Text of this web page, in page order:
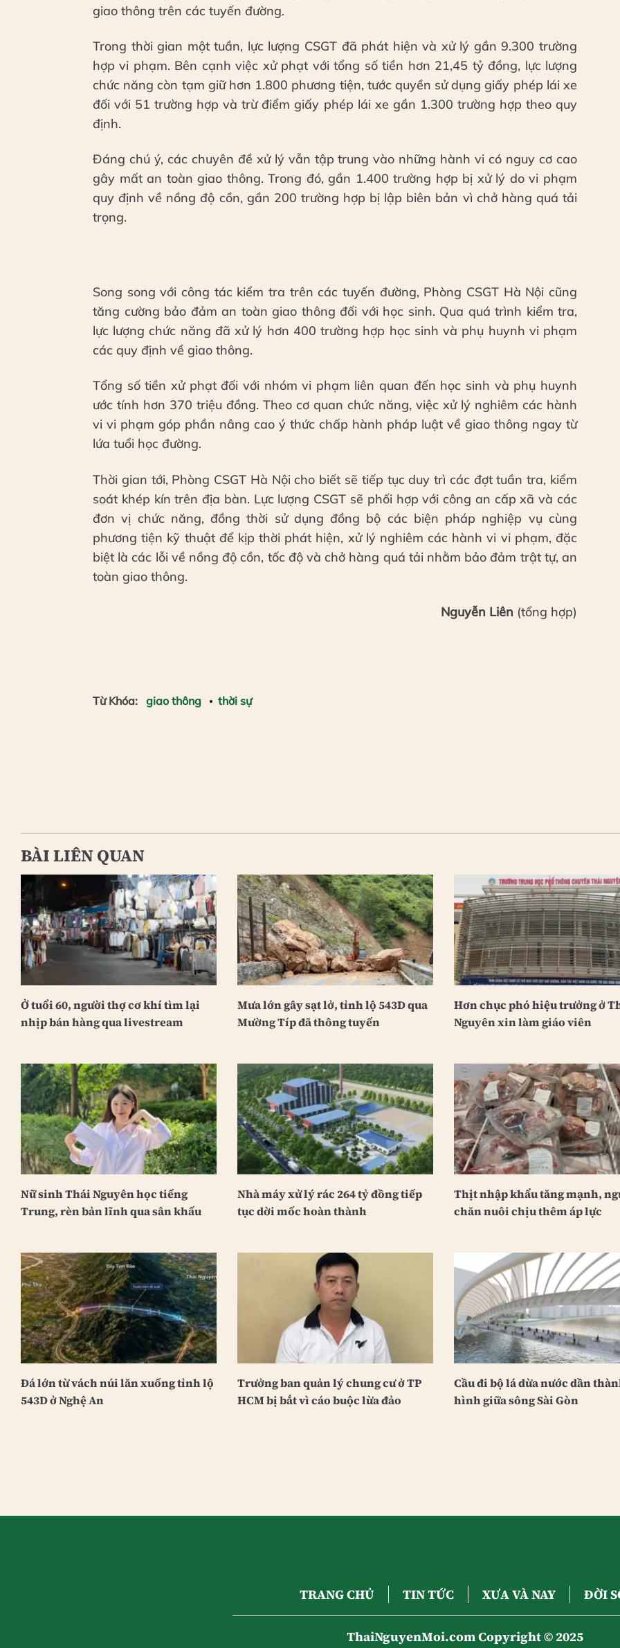
giao thông trên các tuyến đường.
Trong thời gian một tuần, lực lượng CSGT đã phát hiện và xử lý gần 9.300 trường
hợp vi phạm. Bên cạnh việc xử phạt với tổng số tiền hơn 21,45 tỷ đồng, lực lượng
chức năng còn tạm giữ hơn 1.800 phương tiện, tước quyền sử dụng giấy phép lái xe
đối với 51 trường hợp và trừ điểm giấy phép lái xe gần 1.300 trường hợp theo quy
định.
Đáng chú ý, các chuyên đề xử lý vẫn tập trung vào những hành vi có nguy cơ cao
gây mất an toàn giao thông. Trong đó, gần 1.400 trường hợp bị xử lý do vi phạm
quy định về nồng độ cồn, gần 200 trường hợp bị lập biên bản vì chở hàng quá tải
trọng.
Song song với công tác kiểm tra trên các tuyến đường, Phòng CSGT Hà Nội cũng
tăng cường bảo đảm an toàn giao thông đối với học sinh. Qua quá trình kiểm tra,
lực lượng chức năng đã xử lý hơn 400 trường hợp học sinh và phụ huynh vi phạm
các quy định về giao thông.
Tổng số tiền xử phạt đối với nhóm vi phạm liên quan đến học sinh và phụ huynh
ước tính hơn 370 triệu đồng. Theo cơ quan chức năng, việc xử lý nghiêm các hành
vi vi phạm góp phần nâng cao ý thức chấp hành pháp luật về giao thông ngay từ
lứa tuổi học đường.
Thời gian tới, Phòng CSGT Hà Nội cho biết sẽ tiếp tục duy trì các đợt tuần tra, kiểm
soát khép kín trên địa bàn. Lực lượng CSGT sẽ phối hợp với công an cấp xã và các
đơn vị chức năng, đồng thời sử dụng đồng bộ các biện pháp nghiệp vụ cùng
phương tiện kỹ thuật để kịp thời phát hiện, xử lý nghiêm các hành vi vi phạm, đặc
biệt là các lỗi về nồng độ cồn, tốc độ và chở hàng quá tải nhằm bảo đảm trật tự, an
toàn giao thông.
Nguyễn Liên (tổng hợp)
Từ Khóa: giao thông thời sự
BÀI LIÊN QUAN
Ở tuổi 60, người thợ cơ khí tìm lại
nhịp bán hàng qua livestream
Mưa lớn gây sạt lở, tỉnh lộ 543D qua
Mường Típ đã thông tuyến
Hơn chục phó hiệu trưởng ở
Nguyên xin làm giáo viên
Nữ sinh Thái Nguyên học tiếng
Trung, rèn bản lĩnh qua sân khấu
Nhà máy xử lý rác 264 tỷ đồng tiếp
tục dời mốc hoàn thành
Thịt nhập khẩu tăng mạnh,
chăn nuôi chịu thêm áp lực
Đá lớn từ vách núi lăn xuống tỉnh lộ
543D ở Nghệ An
Trưởng ban quản lý chung cư ở TP
HCM bị bắt vì cáo buộc lừa đảo
Cầu đi bộ lá dừa nước dần
hình giữa sông Sài Gòn
TRANG CHỦ TIN TỨC XƯA VÀ NAY ĐỜI
ThaiNguyenMoi.com Copyright © 2025